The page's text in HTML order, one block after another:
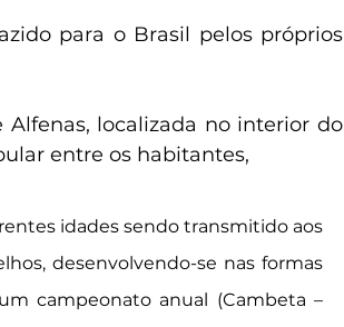
para o Brasil pelos próprios
localizada no interior do
entre os habitantes,
idades sendo transmitido aos
desenvolvendo-se nas formas
campeonato anual (Cambeta –